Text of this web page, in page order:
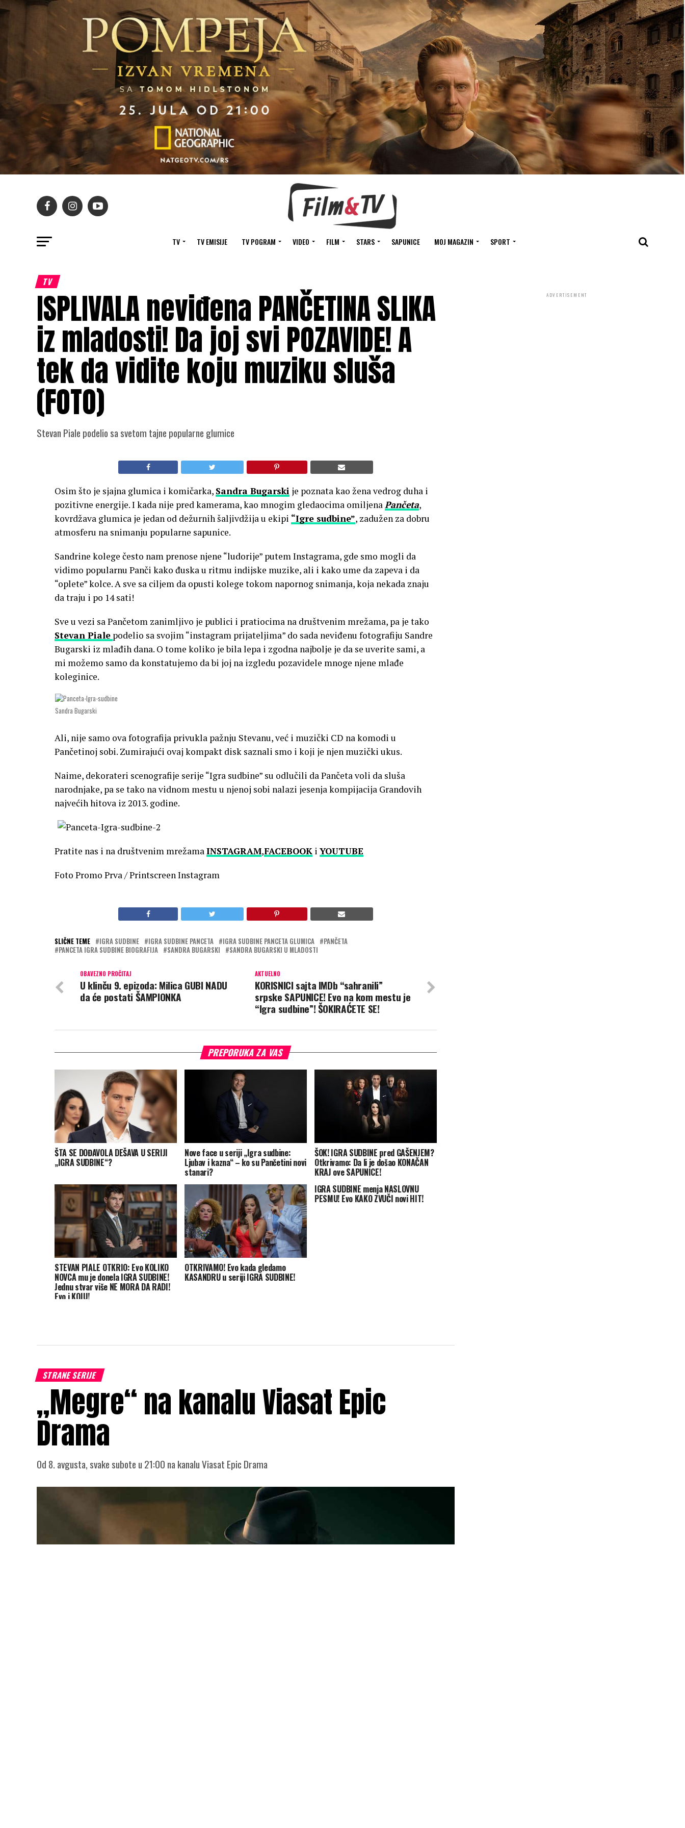
TV TV EMISIJE TV POGRAM VIDEO FILM STARS SAPUNICE MOJ MAGAZIN SPORT
TV
ISPLIVALA neviđena PANČETINA SLIKA
iz mladosti! Da joj svi POZAVIDE! A
tek da vidite koju muziku sluša
(FOTO)
Stevan Piale podelio sa svetom tajne popularne glumice
Osim što je sjajna glumica i komičarka, Sandra Bugarski je poznata kao žena vedrog duha i
pozitivne energije. I kada nije pred kamerama, kao mnogim gledaocima omiljenaPančeta,
kovrdžava glumica je jedan od dežurnih šaljivdžija u ekipi “Igre sudbine”, zadužen za dobru
atmosferu na snimanju popularne sapunice.
Sandrine kolege često nam prenose njene “ludorije” putem Instagrama, gde smo mogli da
vidimo popularnu Panči kako đuska u ritmu indijske muzike, ali i kako ume da zapeva i da
“oplete” kolce. A sve sa ciljem da opusti kolege tokom napornog snimanja, koja nekada znaju
da traju i po 14 sati!
Sve u vezi sa Pančetom zanimljivo je publici i pratiocima na društvenim mrežama, pa je tako
Stevan Piale podelio sa svojim “instagram prijateljima” do sada neviđenu fotografiju Sandre
Bugarski iz mlađih dana. O tome koliko je bila lepa i zgodna najbolje je da se uverite sami, a
mi možemo samo da konstatujemo da bi joj na izgledu pozavidele mnoge njene mlađe
koleginice.
Sandra Bugarski
Ali, nije samo ova fotografija privukla pažnju Stevanu, već i muzički CD na komodi u
Pančetinoj sobi. Zumirajući ovaj kompakt disk saznali smo i koji je njen muzički ukus.
Naime, dekorateri scenografije serije “Igra sudbine” su odlučili da Pančeta voli da sluša
narodnjake, pa se tako na vidnom mestu u njenoj sobi nalazi jesenja kompijacija Grandovih
najvećih hitova iz 2013. godine.
Pratite nas i na društvenim mrežamaINSTAGRAM,FACEBOOK i YOUTUBE
Foto Promo Prva / Printscreen Instagram
SLIČNE TEME IGRA SUDBINE IGRA SUDBINE PANCETA IGRA SUDBINE PANCETA GLUMICA
PANČETA
PANCETA IGRA SUDBINE BIOGRAFIJA
SANDRA BUGARSKI SANDRA BUGARSKI U MLADOSTI
AKTUELNO
KORISNICI sajta IMDb “sahranili”
srpske SAPUNICE! Evo na kom mestu je
“Igra sudbine”! ŠOKIRAĆETE SE!
OBAVEZNO PROČITAJ
U klinču 9. epizoda: Milica GUBI NADU
da će postati ŠAMPIONKA
PREPORUKA ZA VAS
ŠTA SE DOĐAVOLA DEŠAVA U SERIJI
„IGRA SUDBINE“?
Nove face u seriji „Igra sudbine:
Ljubav i kazna“ – ko su Pančetini novi
stanari?
ŠOK! IGRA SUDBINE pred GAŠENJEM?
Otkrivamo: Da li je došao KONAČAN
KRAJ ove SAPUNICE!
STEVAN PIALE OTKRIO: Evo KOLIKO
NOVCA mu je donela IGRA SUDBINE!
Jednu stvar više NE MORA DA RADI!
Evo i KOJU!
OTKRIVAMO! Evo kada gledamo
KASANDRU u seriji IGRA SUDBINE!
IGRA SUDBINE menja NASLOVNU
PESMU! Evo KAKO ZVUČI novi HIT!
STRANE SERIJE
„Megre“ na kanalu Viasat Epic
Drama
Od 8. avgusta, svake subote u 21:00 na kanalu Viasat Epic Drama
ADVERTISEMENT